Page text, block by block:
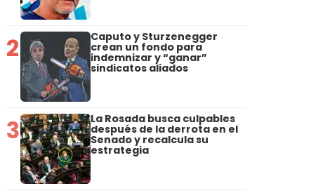
2 Caputo y Sturzenegger
crean un fondo para
indemnizar y “ganar”
sindicatos aliados
3 La Rosada busca culpables
después de la derrota en el
Senado y recalcula su
estrategia